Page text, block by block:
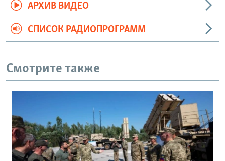
АРХИВ ВИДЕО
СПИСОК РАДИОПРОГРАММ
Смотрите также